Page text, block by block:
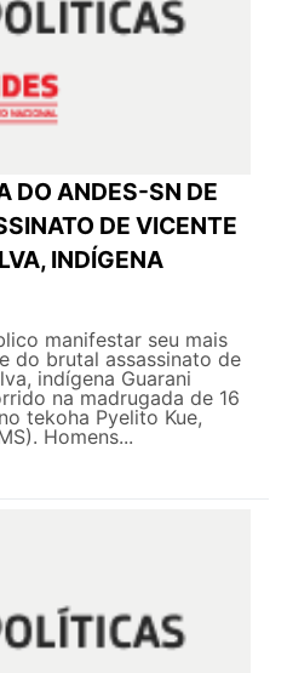
DO ANDES-SN DE
DE VICENTE
INDÍGENA
manifestar seu mais
do brutal assassinato de
indígena Guarani
na madrugada de 16
tekoha Pyelito Kue,
Homens...